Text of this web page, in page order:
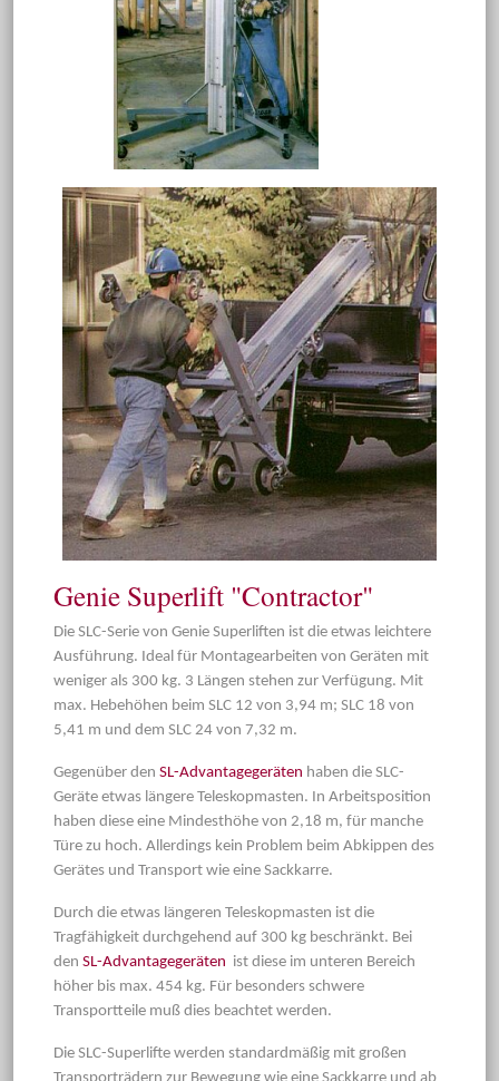
Genie Superlift "Contractor"
Die SLC-Serie von Genie Superliften ist die etwas leichtere
Ausführung. Ideal für Montagearbeiten von Geräten mit
weniger als 300 kg. 3 Längen stehen zur Verfügung. Mit
max. Hebehöhen beim SLC 12 von 3,94 m; SLC 18 von
5,41 m und dem SLC 24 von 7,32 m.
Gegenüber den SL-Advantagegeräten haben die SLC-
Geräte etwas längere Teleskopmasten. In Arbeitsposition
haben diese eine Mindesthöhe von 2,18 m, für manche
Türe zu hoch. Allerdings kein Problem beim Abkippen des
Gerätes und Transport wie eine Sackkarre.
Durch die etwas längeren Teleskopmasten ist die
Tragfähigkeit durchgehend auf 300 kg beschränkt. Bei
den SL-Advantagegeräten ist diese im unteren Bereich
höher bis max. 454 kg. Für besonders schwere
Transportteile muß dies beachtet werden.
Die SLC-Superlifte werden standardmäßig mit großen